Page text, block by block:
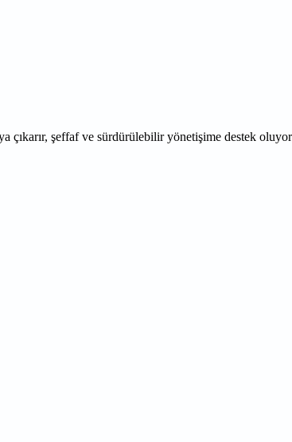
çıkarır, şeffaf ve sürdürülebilir yönetişime destek